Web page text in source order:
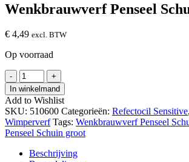
Wenkbrauwverf Penseel
€ 4,49 excl. BTW
Op voorraad
-
Wenkbrauwverf
Penseel
Schuin
groot
hoeveelheid
+
In winkelmand
Add to Wishlist
SKU: 510600 Categorieën: Refectocil Sensitive,
Wimperverf Tags: Wenkbrauwverf Penseel
Penseel Schuin groot
Beschrijving